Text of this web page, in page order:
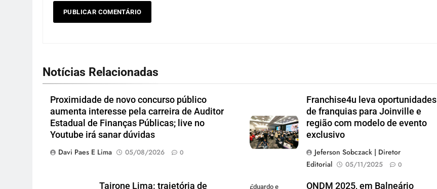
Notícias Relacionadas
Proximidade de novo concurso público
aumenta interesse pela carreira de Auditor
Estadual de Finanças Públicas; live no
Youtube irá sanar dúvidas
Davi Paes E Lima
05/08/2026 0
Franchise4u leva oportunidades
de franquias para Joinville e
região com modelo de evento
exclusivo
Jeferson Sobczack | Diretor
Editorial
05/11/2025 0
Tairone Lima: trajetória de
Eduardo e
ONDM 2025, em Balneário